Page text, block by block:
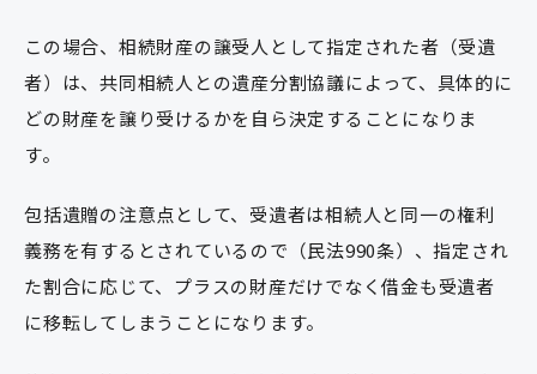
この場合、相続財産の譲受人として指定された者（受遺
者）は、共同相続人との遺産分割協議によって、具体的に
どの財産を譲り受けるかを自ら決定することになりま
す。
包括遺贈の注意点として、受遺者は相続人と同一の権利
義務を有するとされているので（民法990条）、指定され
た割合に応じて、プラスの財産だけでなく借金も受遺者
に移転してしまうことになります。